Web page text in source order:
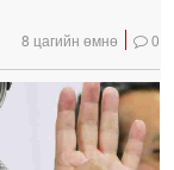
8 цагийн өмнө 0